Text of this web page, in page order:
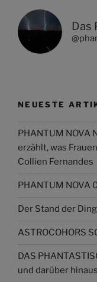
NEUESTE
PHANTUM NOVA
erzählt, was
Collien Fernandes
PHANTUM NOVA
Der Stand der
ASTROCOHORS
DAS
und darüber